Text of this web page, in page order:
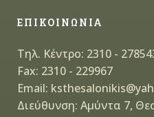
ΕΠΙΚΟΙΝΩΝΙΑ
Τηλ. Κέντρο: 2310 -
Fax: 2310 - 229967
Email:
Διεύθυνση: Αμύντα 7,